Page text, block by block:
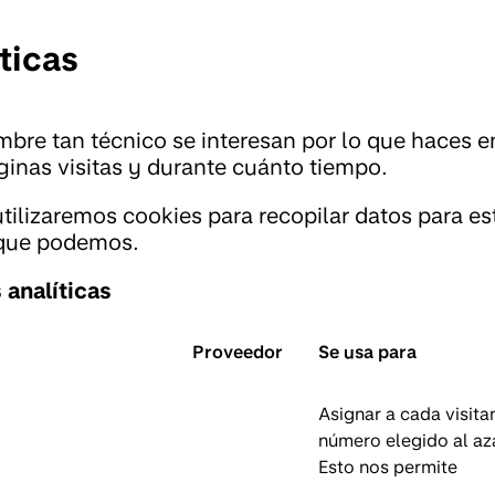
tan técnico se interesan por lo que haces
visitas y durante cuánto tiempo.
cookies para recopilar datos para
podemos.
analíticas
Proveedor Se usa para
Asignar a cada
número elegido al
Esto nos permite